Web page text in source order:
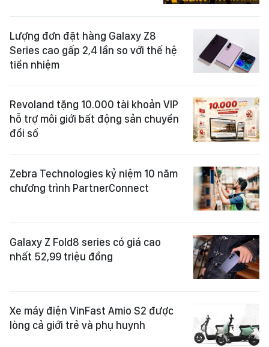
Lượng đơn đặt hàng Galaxy Z8
Series cao gấp 2,4 lần so với thế hệ
tiền nhiệm
Revoland tặng 10.000 tài khoản VIP
hỗ trợ môi giới bất động sản chuyển
đổi số
Zebra Technologies kỷ niệm 10 năm
chương trình PartnerConnect
Galaxy Z Fold8 series có giá cao
nhất 52,99 triệu đồng
Xe máy điện VinFast Amio S2 được
lòng cả giới trẻ và phụ huynh